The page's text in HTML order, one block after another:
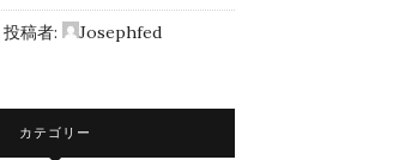
投稿者:
Josephfed
カテゴリー